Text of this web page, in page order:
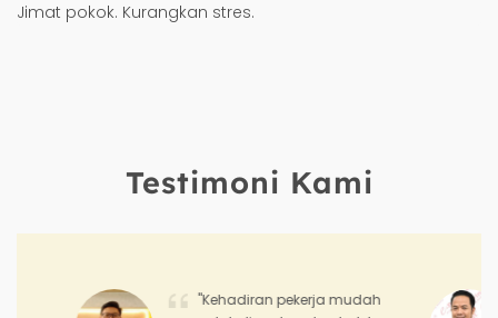
Jimat pokok. Kurangkan stres.
Testimoni Kami
"Hadirr membolehkan saya